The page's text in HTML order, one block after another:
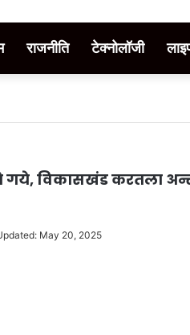
राजनीति टेक्नोलॉजी
गये, विकासखंड करतला
May 20, 2025